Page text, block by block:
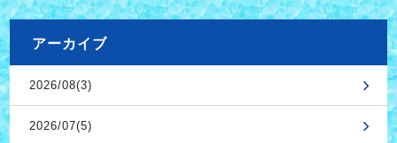
アーカイブ
2026/08(3)
2026/07(5)